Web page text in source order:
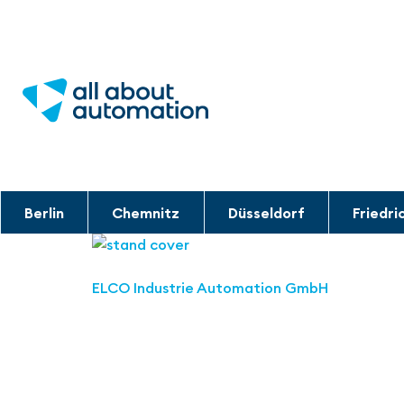
Berlin Chemnitz Düsseldorf
ELCO Industrie Automation GmbH